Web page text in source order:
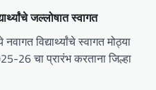
जल्लोषात स्वागत
विद्यार्थ्यांचे स्वागत मोठ्या
26 चा प्रारंभ करताना जिल्हा